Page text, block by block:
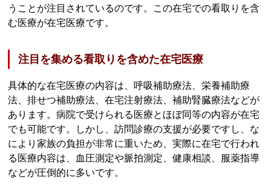
うことが注目されているのです。この在宅での看取りを含
む医療が在宅医療です。
注目を集める看取りを含めた在宅医療
具体的な在宅医療の内容は、呼吸補助療法、栄養補助療
法、排せつ補助療法、在宅注射療法、補助腎臓療法などが
あります。病院で受けられる医療とほぼ同等の内容が在宅
でも可能です。しかし、訪問診療の支援が必要ですし、な
により家族の負担が非常に重いため、実際に在宅で行われ
る医療内容は、血圧測定や脈拍測定、健康相談、服薬指導
などが圧倒的に多いです。